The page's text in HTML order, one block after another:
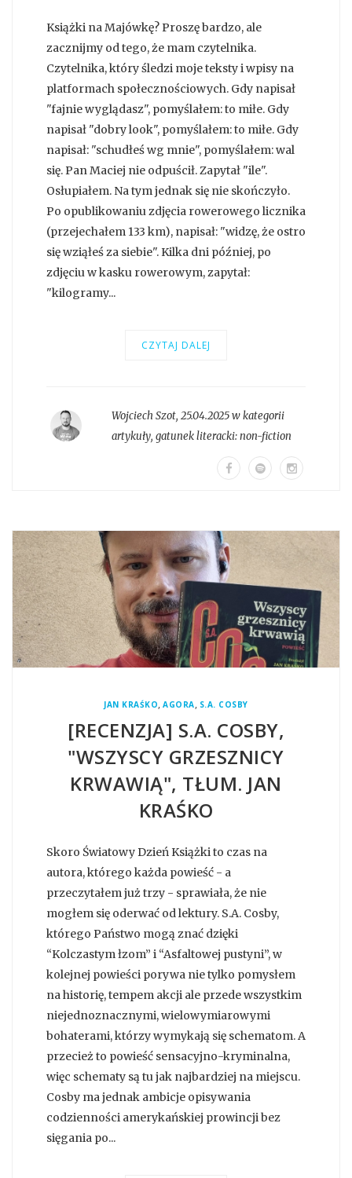
Książki na Majówkę? Proszę bardzo, ale
zacznijmy od tego, że mam czytelnika.
Czytelnika, który śledzi moje teksty i wpisy na
platformach społecznościowych. Gdy napisał
"fajnie wyglądasz", pomyślałem: to miłe. Gdy
napisał "dobry look", pomyślałem: to miłe. Gdy
napisał: "schudłeś wg mnie", pomyślałem: wal
się. Pan Maciej nie odpuścił. Zapytał "ile".
Osłupiałem. Na tym jednak się nie skończyło.
Po opublikowaniu zdjęcia rowerowego licznika
(przejechałem 133 km), napisał: "widzę, że ostro
się wziąłeś za siebie". Kilka dni później, po
zdjęciu w kasku rowerowym, zapytał:
"kilogramy...
CZYTAJ DALEJ
Wojciech Szot, 25.04.2025 w kategorii
artykuły, gatunek literacki:non-fiction
JAN KRAŚKO,AGORA, S.A. COSBY
[RECENZJA] S.A. COSBY,
"WSZYSCY GRZESZNICY
KRWAWIĄ", TŁUM. JAN
KRAŚKO
Skoro Światowy Dzień Książki to czas na
autora, którego każda powieść - a
przeczytałem już trzy - sprawiała, że nie
mogłem się oderwać od lektury. S.A. Cosby,
którego Państwo mogą znać dzięki
“Kolczastym łzom” i “Asfaltowej pustyni”, w
kolejnej powieści porywa nie tylko pomysłem
na historię, tempem akcji ale przede wszystkim
niejednoznacznymi, wielowymiarowymi
bohaterami, którzy wymykają się schematom. A
przecież to powieść sensacyjno-kryminalna,
więc schematy są tu jak najbardziej na miejscu.
Cosby ma jednak ambicje opisywania
codzienności amerykańskiej prowincji bez
sięgania po...